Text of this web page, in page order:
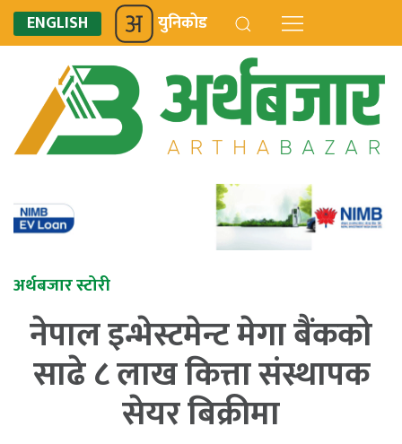
ENGLISH युनिकोड
अर्थबजार स्टोरी
नेपाल इन्भेस्टमेन्ट मेगा बैंकको
साढे ८ लाख कित्ता संस्थापक
सेयर बिक्रीमा